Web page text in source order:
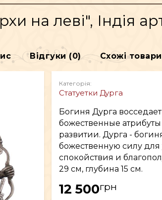
ФІГУРИ БОЖЕСТВ
ДЕКОР
ВСЕ ДЛЯ КУРІННЯ
на леві", Індія
Відгуки (0) Схожі товари
Категорія:
Статуетки Дурга
Богиня Дурга
божественные
развитии. Дурга -
божественную силу
спокойствия и
29 см, глубина 15 см.
12 500грн